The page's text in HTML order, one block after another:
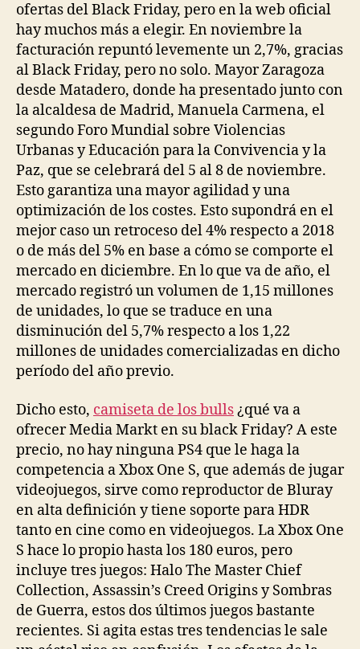
ofertas del Black Friday, pero en la web oficial
hay muchos más a elegir. En noviembre la
facturación repuntó levemente un 2,7%, gracias
al Black Friday, pero no solo. Mayor Zaragoza
desde Matadero, donde ha presentado junto con
la alcaldesa de Madrid, Manuela Carmena, el
segundo Foro Mundial sobre Violencias
Urbanas y Educación para la Convivencia y la
Paz, que se celebrará del 5 al 8 de noviembre.
Esto garantiza una mayor agilidad y una
optimización de los costes. Esto supondrá en el
mejor caso un retroceso del 4% respecto a 2018
o de más del 5% en base a cómo se comporte el
mercado en diciembre. En lo que va de año, el
mercado registró un volumen de 1,15 millones
de unidades, lo que se traduce en una
disminución del 5,7% respecto a los 1,22
millones de unidades comercializadas en dicho
período del año previo.
Dicho esto, camiseta de los bulls¿qué va a
ofrecer Media Markt en su black Friday? A este
precio, no hay ninguna PS4 que le haga la
competencia a Xbox One S, que además de jugar
videojuegos, sirve como reproductor de Bluray
en alta definición y tiene soporte para HDR
tanto en cine como en videojuegos. La Xbox One
S hace lo propio hasta los 180 euros, pero
incluye tres juegos: Halo The Master Chief
Collection, Assassin’s Creed Origins y Sombras
de Guerra, estos dos últimos juegos bastante
recientes. Si agita estas tres tendencias le sale